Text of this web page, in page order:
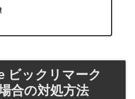
ビックリマーク
合の対処方法